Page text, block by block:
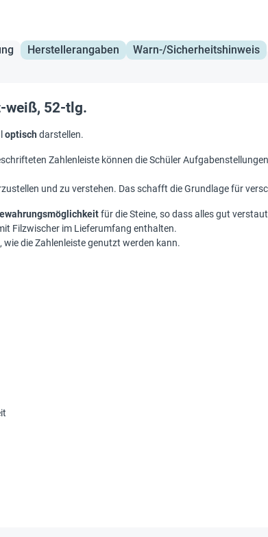
Herstellerangaben Warn-/Sicherheitshinweis
weiß, 52-tlg.
optisch darstellen.
Zahlenleiste können die Schüler
und zu verstehen. Das schafft die Grundlage für
für die Steine, so dass alles gut
Filzwischer im Lieferumfang enthalten.
wie die Zahlenleiste genutzt werden kann.